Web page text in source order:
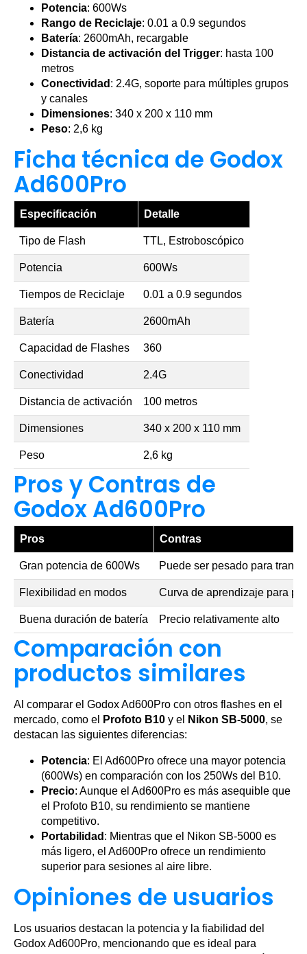
Potencia: 600Ws
Rango de Reciclaje: 0.01 a 0.9 segundos
Batería: 2600mAh, recargable
Distancia de activación del Trigger: hasta 100
metros
Conectividad : 2.4G, soporte para múltiples grupos
y canales
Dimensiones: 340 x 200 x 110 mm
Peso: 2,6 kg
Ficha técnica de Godox
Ad600Pro
Especificación Detalle
Tipo de Flash TTL, Estroboscópico
Potencia 600Ws
Tiempos de Reciclaje 0.01 a 0.9 segundos
Batería 2600mAh
Capacidad de Flashes 360
Conectividad 2.4G
Distancia de activación 100 metros
Dimensiones 340 x 200 x 110 mm
Peso 2,6 kg
Pros y Contras de
Godox Ad600Pro
Pros Contras
Gran potencia de 600Ws Puede ser pesado para
Flexibilidad en modos Curva de aprendizaje para
Buena duración de batería Precio relativamente alto
Comparación con
productos similares
Al comparar el Godox Ad600Pro con otros flashes en el
mercado, como el
Profoto B10 y el Nikon SB-5000, se
destacan las siguientes diferencias:
Potencia: El Ad600Pro ofrece una mayor potencia
(600Ws) en comparación con los 250Ws del B10.
Precio: Aunque el Ad600Pro es más asequible que
el Profoto B10, su rendimiento se mantiene
competitivo.
Portabilidad : Mientras que el Nikon SB-5000 es
más ligero, el Ad600Pro ofrece un rendimiento
superior para sesiones al aire libre.
Opiniones de usuarios
Los usuarios destacan la potencia y la fiabilidad del
Godox Ad600Pro, mencionando que es ideal para